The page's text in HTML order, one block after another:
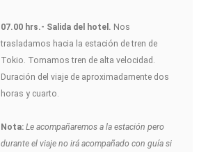
07.00 hrs.- Salida del hotel. Nos
trasladamos hacia la estación de tren de
Tokio. Tomamos tren de alta velocidad.
Duración del viaje de aproximadamente dos
horas y cuarto.
Nota: Le acompañaremos a la estación pero
durante el viaje no irá acompañado con guía si